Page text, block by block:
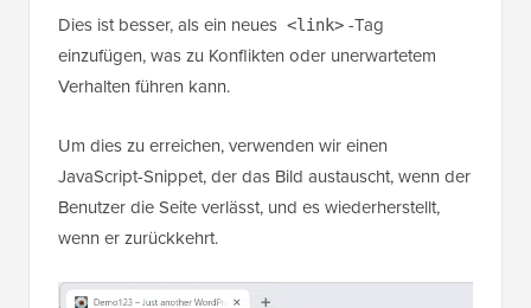
Um dies zu erreichen, verwenden wir einen
JavaScript-Snippet, der das Bild austauscht, wenn der
wenn er zurückkehrt.